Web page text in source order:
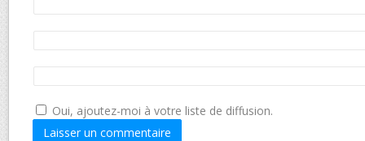
Oui, ajoutez-moi à votre liste de diffusion.